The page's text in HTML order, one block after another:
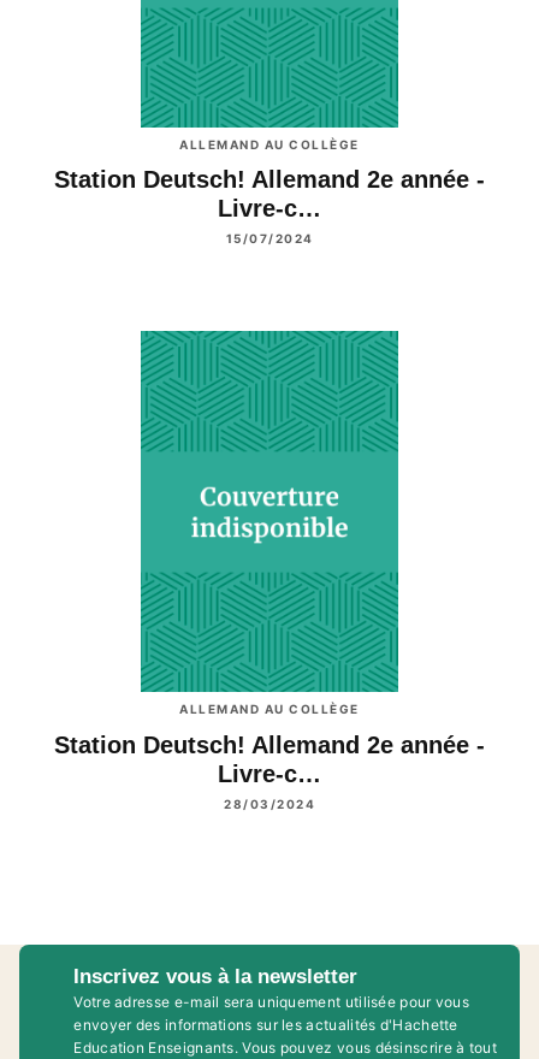
ALLEMAND AU COLLÈGE
Station Deutsch! Allemand 2e année -
Livre-c…
15/07/2024
ALLEMAND AU COLLÈGE
Station Deutsch! Allemand 2e année -
Livre-c…
28/03/2024
Inscrivez vous à la newsletter
Votre adresse e-mail sera uniquement utilisée pour vous
envoyer des informations sur les actualités d'Hachette
Education Enseignants. Vous pouvez vous désinscrire à tout